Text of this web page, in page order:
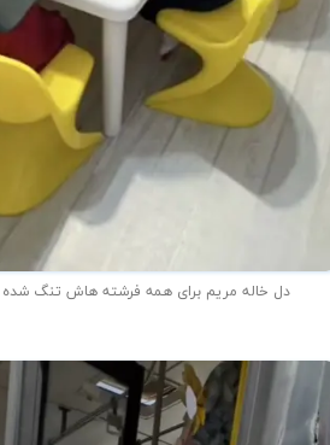
دل خاله مریم برای همه فرشته هاش تنگ شده